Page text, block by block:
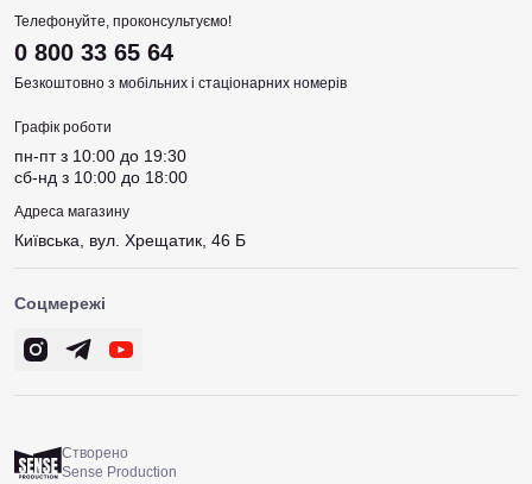
Телефонуйте, проконсультуємо!
0 800 33 65 64
Безкоштовно з мобільних і стаціонарних номерів
Графік роботи
пн-пт з 10:00 до 19:30
сб-нд з 10:00 до 18:00
Адреса магазину
Київська, вул. Хрещатик, 46 Б
Соцмережі
Створено
Sense Production